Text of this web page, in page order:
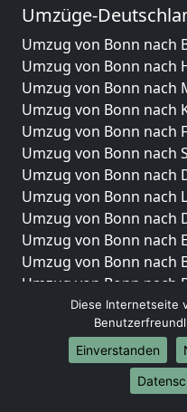
Umzüge-
Umzug von Bonn nach
Umzug von Bonn nach
Umzug von Bonn nach
Umzug von Bonn nach
Umzug von Bonn nach
Umzug von Bonn nach
Umzug von Bonn nach
Umzug von Bonn nach
Umzug von Bonn nach
Umzug von Bonn nach
Umzug von Bonn nach
Umzug von Bonn nach
Umzug von Bonn nach
Umzug von Bonn nach
Umzug von Bonn nach
Umzug von Bonn nach
Umzug von Bonn nach
Diese Internetseite
Einverstanden